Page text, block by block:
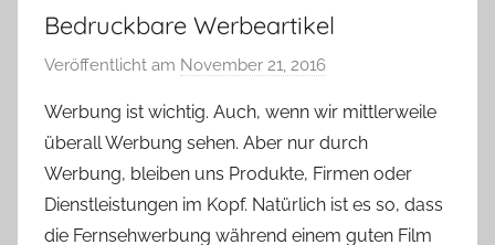
Bedruckbare Werbeartikel
Veröffentlicht am November 21, 2016
n
Y
v
o
n
Werbung ist wichtig. Auch, wenn wir mittlerweile
überall Werbung sehen. Aber nur durch
Werbung, bleiben uns Produkte, Firmen oder
Dienstleistungen im Kopf. Natürlich ist es so, dass
die Fernsehwerbung während einem guten Film